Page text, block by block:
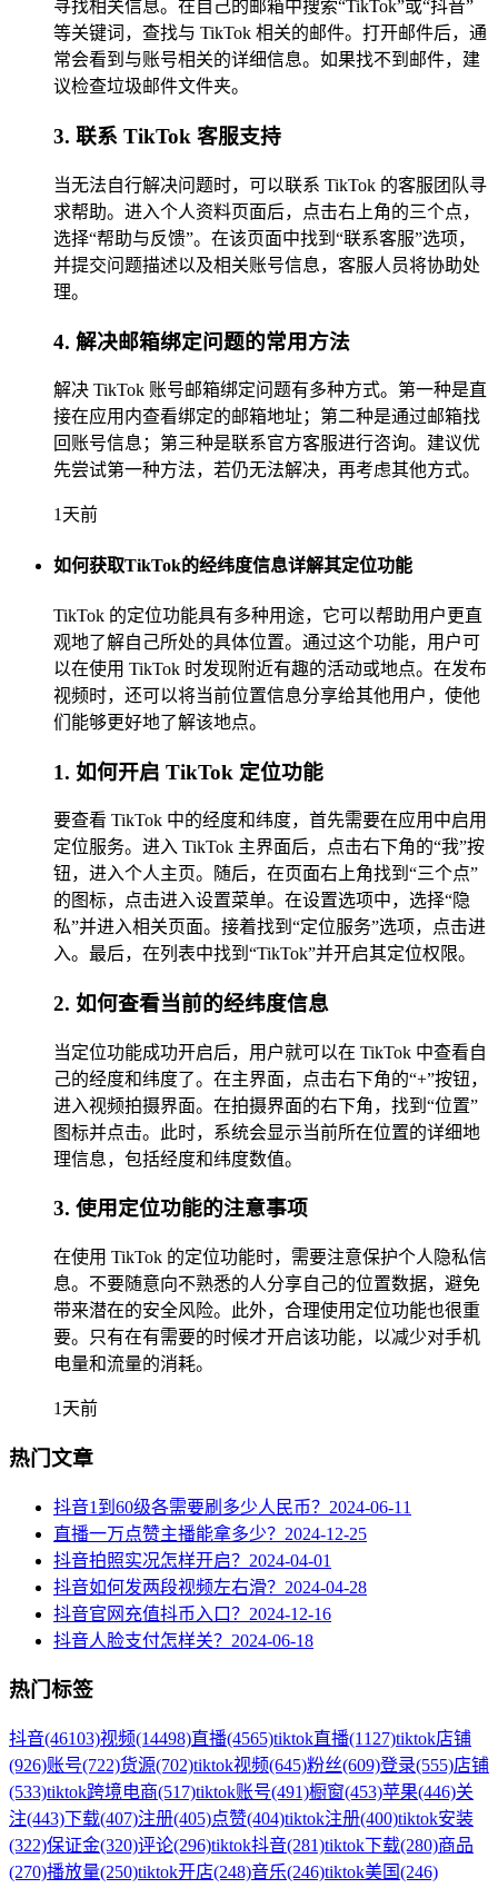
寻找相关信息。在自己的邮箱中搜索“TikTok”或“抖音”
等关键词，查找与 TikTok 相关的邮件。打开邮件后，通
常会看到与账号相关的详细信息。如果找不到邮件，建
议检查垃圾邮件文件夹。
3. 联系 TikTok 客服支持
当无法自行解决问题时，可以联系 TikTok 的客服团队寻
求帮助。进入个人资料页面后，点击右上角的三个点，
选择“帮助与反馈”。在该页面中找到“联系客服”选项，
并提交问题描述以及相关账号信息，客服人员将协助处
理。
4. 解决邮箱绑定问题的常用方法
解决 TikTok 账号邮箱绑定问题有多种方式。第一种是直
接在应用内查看绑定的邮箱地址；第二种是通过邮箱找
回账号信息；第三种是联系官方客服进行咨询。建议优
先尝试第一种方法，若仍无法解决，再考虑其他方式。
1天前
如何获取TikTok的经纬度信息详解其定位功能
TikTok 的定位功能具有多种用途，它可以帮助用户更直
观地了解自己所处的具体位置。通过这个功能，用户可
以在使用 TikTok 时发现附近有趣的活动或地点。在发布
视频时，还可以将当前位置信息分享给其他用户，使他
们能够更好地了解该地点。
1. 如何开启 TikTok 定位功能
要查看 TikTok 中的经度和纬度，首先需要在应用中启用
定位服务。进入 TikTok 主界面后，点击右下角的“我”按
钮，进入个人主页。随后，在页面右上角找到“三个点”
的图标，点击进入设置菜单。在设置选项中，选择“隐
私”并进入相关页面。接着找到“定位服务”选项，点击进
入。最后，在列表中找到“TikTok”并开启其定位权限。
2. 如何查看当前的经纬度信息
当定位功能成功开启后，用户就可以在 TikTok 中查看自
己的经度和纬度了。在主界面，点击右下角的“+”按钮，
进入视频拍摄界面。在拍摄界面的右下角，找到“位置”
图标并点击。此时，系统会显示当前所在位置的详细地
理信息，包括经度和纬度数值。
3. 使用定位功能的注意事项
在使用 TikTok 的定位功能时，需要注意保护个人隐私信
息。不要随意向不熟悉的人分享自己的位置数据，避免
带来潜在的安全风险。此外，合理使用定位功能也很重
要。只有在有需要的时候才开启该功能，以减少对手机
电量和流量的消耗。
1天前
热门文章
抖音1到60级各需要刷多少人民币？ 2024-06-11
直播一万点赞主播能拿多少？ 2024-12-25
抖音拍照实况怎样开启？ 2024-04-01
抖音如何发两段视频左右滑？ 2024-04-28
抖音官网充值抖币入口？ 2024-12-16
抖音人脸支付怎样关？ 2024-06-18
热门标签
抖音(46103)视频(14498)直播(4565)tiktok直播(1127)tiktok店铺
(926)账号(722)货源(702)tiktok视频(645)粉丝(609)登录(555)店铺
(533)tiktok跨境电商(517)tiktok账号(491)橱窗(453)苹果(446)关
注(443)下载(407)注册(405)点赞(404)tiktok注册(400)tiktok安装
(322)保证金(320)评论(296)tiktok抖音(281)tiktok下载(280)商品
(270)播放量(250)tiktok开店(248)音乐(246)tiktok美国(246)